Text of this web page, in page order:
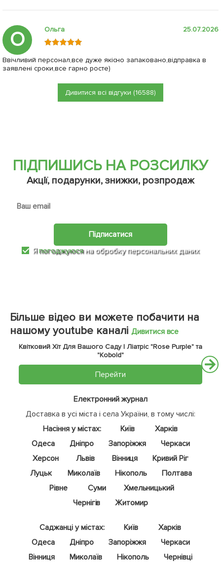
О Ольга 25.07.2026
Ввічливий персонал,все дуже якісно запаковано,відправка в
заявлені сроки,все гарно росте)
Дивитися всі відгуки (16588)
ПІДПИШИСЬ НА РОЗСИЛКУ
Акції, подарунки, знижки, розпродаж
Підписатися
Япогоджуюся на обробку персональних даних
Більше відео ви можете побачити на
нашому youtube каналі Дивитися все
Квітковий Хіт Для Вашого Саду | Ліатріс "Rose Purple" та
"Kobold"
Перейти
Електронний журнал
Доставка в усі міста і села України, в тому числі:
Насіння у містах:
Київ
Харків
Одеса
Дніпро Запоріжжя
Черкаси
Херсон
Львів Вінниця
Кривий Ріг
Луцьк
Миколаїв Нікополь
Полтава
Рівне
Суми
Хмельницький
Чернігів
Житомир
Саджанці у містах: Київ
Харків
Одеса
Дніпро Запоріжжя
Черкаси
Вінниця
Миколаїв Нікополь
Чернівці